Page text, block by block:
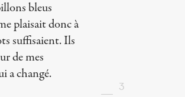
bleus
plaisait donc à
suffisaient. Ils
de mes
a changé.
3